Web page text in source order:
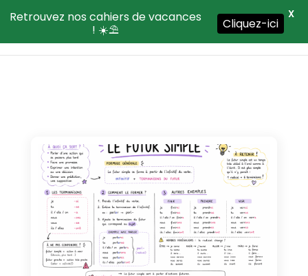
Retrouvez nos cahiers de vacances
! ☀️⛱️
Cliquez-ici
X